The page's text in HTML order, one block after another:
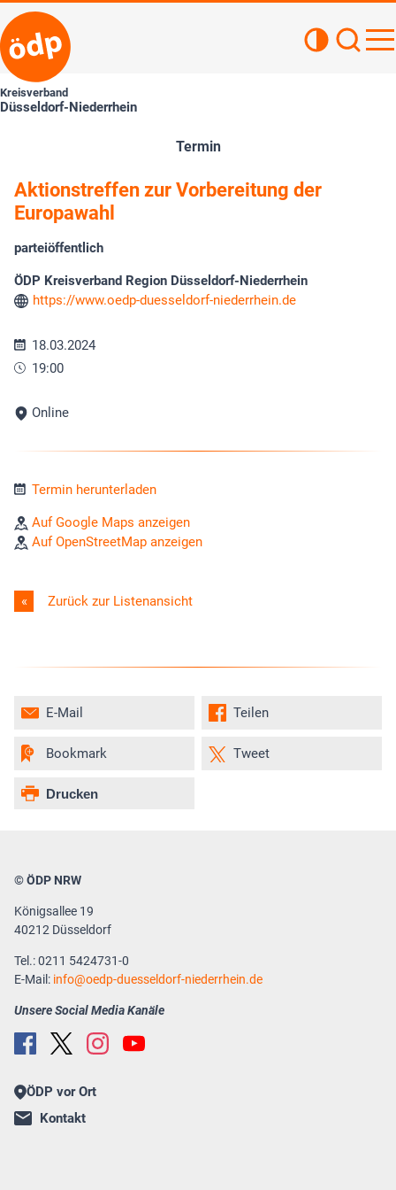
Kreisverband
Düsseldorf-Niederrhein
Termin
Aktionstreffen zur Vorbereitung der
Europawahl
parteiöffentlich
ÖDP Kreisverband Region Düsseldorf-Niederrhein
https://www.oedp-duesseldorf-niederrhein.de
18.03.2024
19:00
Online
Termin herunterladen
Auf Google Maps anzeigen
Auf OpenStreetMap anzeigen
Zurück zur Listenansicht
Teilen
Tweet
E-Mail
Bookmark
Drucken
© ÖDP NRW
Königsallee 19
40212 Düsseldorf
Tel.: 0211 5424731-0
E-Mail: info oedp-duesseldorf-niederrhein.de
Unsere Social Media Kanäle
ÖDP vor Ort
Kontakt